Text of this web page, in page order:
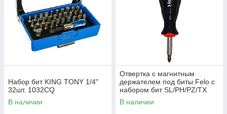
Набор бит KING TONY 1/4"
32шт. 1032CQ
В наличии
Отвертка с магнитным
держателем под биты Felo с
набором бит SL/PH/PZ/TX
8шт. 37320805
В наличии